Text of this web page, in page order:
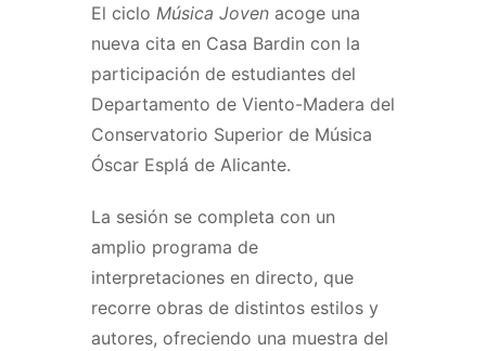
El ciclo Música Joven acoge una
nueva cita en Casa Bardin con la
participación de estudiantes del
Departamento de Viento-Madera del
Conservatorio Superior de Música
Óscar Esplá de Alicante.
La sesión se completa con un
amplio programa de
interpretaciones en directo, que
recorre obras de distintos estilos y
autores, ofreciendo una muestra del